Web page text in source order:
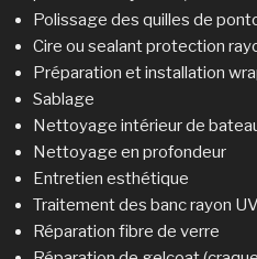
Polissage des quilles de
Cire ou sealant protection
Préparation et installation
Sablage
Nettoyage intérieur de
Nettoyage en profondeur
Entretien esthétique
Traitement des banc rayon UV
Réparation fibre de verre